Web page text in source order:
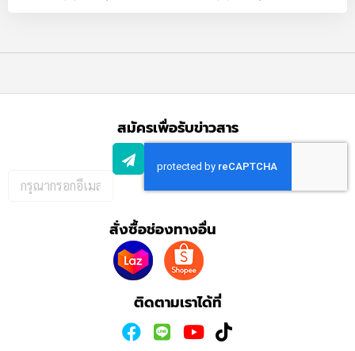
สมัครเพื่อรับข่าวสาร
อีเมล
สั่งซื้อช่องทางอื่น
ติดตามเราได้ที่